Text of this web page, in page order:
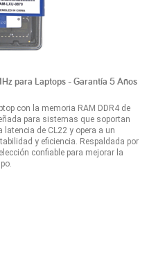
para Laptops - Garantía 5 Años
con la memoria RAM DDR4 de
para sistemas que soportan
latencia de CL22 y opera a un
y eficiencia. Respaldada por
confiable para mejorar la